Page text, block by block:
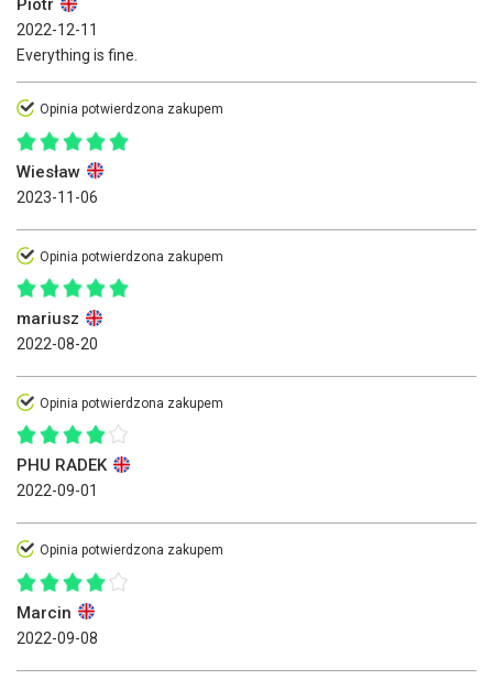
Piotr
2022-12-11
Everything is fine.
Opinia potwierdzona zakupem
Wiesław
2023-11-06
Opinia potwierdzona zakupem
mariusz
2022-08-20
Opinia potwierdzona zakupem
PHU RADEK
2022-09-01
Opinia potwierdzona zakupem
Marcin
2022-09-08